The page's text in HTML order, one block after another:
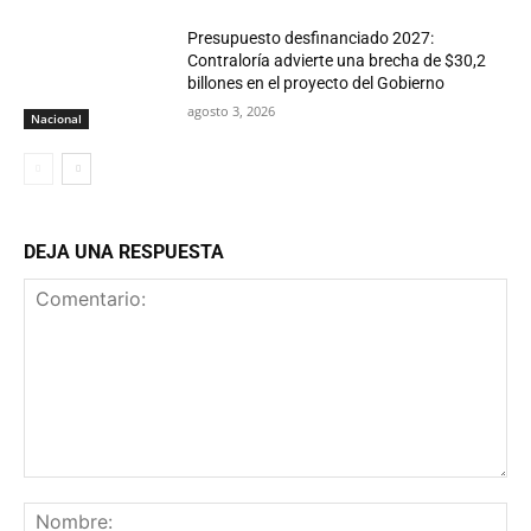
Nacional
Presupuesto desfinanciado 2027:
Contraloría advierte una brecha de $30,2
billones en el proyecto del Gobierno
agosto 3, 2026
DEJA UNA RESPUESTA